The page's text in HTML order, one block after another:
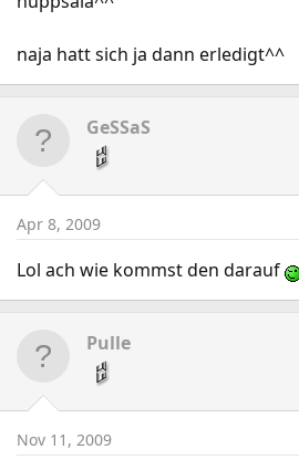
naja hatt sich ja dann erledigt^^
GeSSaS
Apr 8, 2009
Lol ach wie kommst den darauf
Pulle
Nov 11, 2009